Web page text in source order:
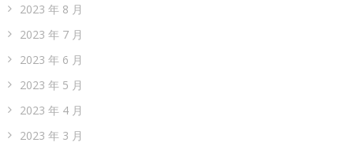
2023 年 8 月
2023 年 7 月
2023 年 6 月
2023 年 5 月
2023 年 4 月
2023 年 3 月